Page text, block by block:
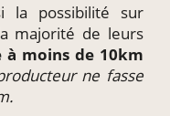
la possibilité sur
majorité de leurs
moins de 10km
ne fasse